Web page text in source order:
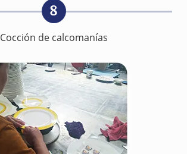
8
Cocción de calcomanías